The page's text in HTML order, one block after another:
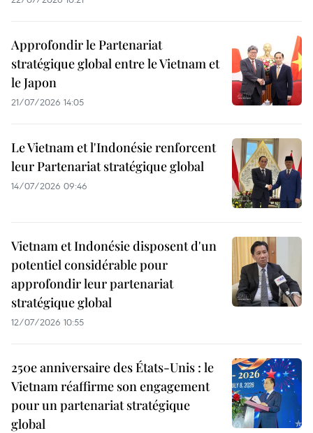
Approfondir le Partenariat
stratégique global entre le Vietnam et
le Japon
21/07/2026 14:05
Le Vietnam et l'Indonésie renforcent
leur Partenariat stratégique global
14/07/2026 09:46
Vietnam et Indonésie disposent d'un
potentiel considérable pour
approfondir leur partenariat
stratégique global
12/07/2026 10:55
250e anniversaire des États-Unis : le
Vietnam réaffirme son engagement
pour un partenariat stratégique
global